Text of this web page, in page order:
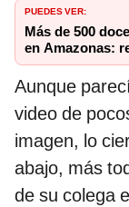
PUEDES VER:
Más de 500
en Amazonas:
Aunque
video de
imagen, lo
abajo, más
de su colega